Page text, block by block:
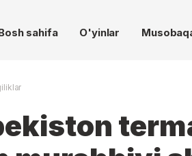
sahifa O'yinlar